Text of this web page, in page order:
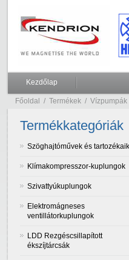
Kezdőlap
Főoldal / Termékek / Vízpumpák
Termékkategóriák
Szöghajtóművek és tartozékaik
Klímakompresszor-kuplungok
Szivattyúkuplungok
Elektromágneses
ventillátorkuplungok
LDD Rezgéscsillapított
ékszíjtárcsák